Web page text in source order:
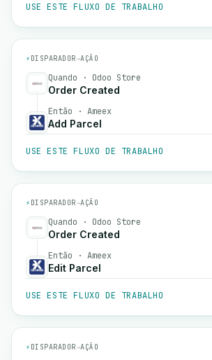
USE ESTE FLUXO DE TRABALHO
⚡ DISPARADOR→AÇÃO
Quando · Odoo Store
Order Created
Então · Ameex
Add Parcel
USE ESTE FLUXO DE TRABALHO
⚡ DISPARADOR→AÇÃO
Quando · Odoo Store
Order Created
Então · Ameex
Edit Parcel
USE ESTE FLUXO DE TRABALHO
⚡ DISPARADOR→AÇÃO